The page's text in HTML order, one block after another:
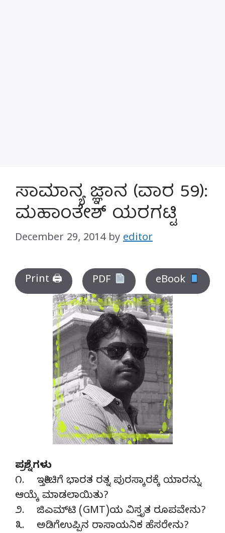
ಸಾಮಾನ್ಯ ಜ್ಞಾನ (ವಾರ 59):
ಮಹಾಂತೇಶ್ ಯರಗಟ್ಟಿ
December 29, 2014 by editor
Print 🖨 PDF eBook
ಪ್ರಶ್ನೆಗಳು
೧. ಇತ್ತೀಚಿಗೆ ಭಾರತ ರತ್ನ ಪುರಸ್ಕಾರಕ್ಕೆ ಯಾರನ್ನು
ಆಯ್ಕೆ ಮಾಡಲಾಯಿತು?
೨. ಜಿಎಮ್‌ಟಿ (GMT)ಯ ವಿಸ್ತೃತ ರೂಪವೇನು?
೩. ಅಡಿಗೆಉಪ್ಪಿನ ರಾಸಾಯನಿಕ ಹೆಸರೇನು?